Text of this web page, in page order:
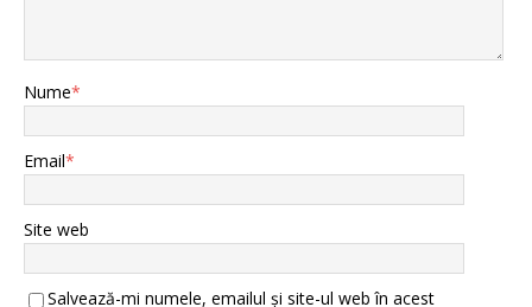
Nume*
Email*
Site web
Salvează-mi numele, emailul și site-ul web în acest